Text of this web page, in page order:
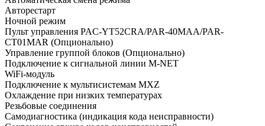
Авторестарт
Ночной режим
Пульт управления PAC-YT52CRA/PAR-40MAA/PAR-
CT01MAR (Опционально)
Управление группой блоков (Опционально)
Подключение к сигнальной линии M-NET
WiFi-модуль
Подключение к мультисистемам MXZ
Охлаждение при низких температурах
Резьбовые соединения
Самодиагностика (индикация кода неисправности)